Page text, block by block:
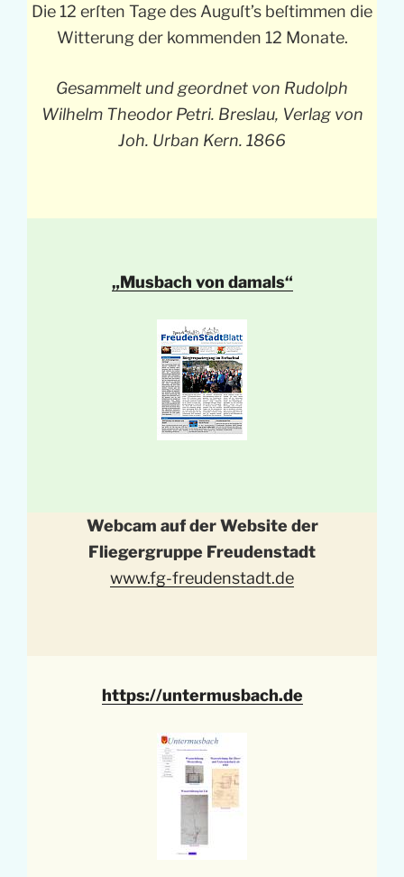
Die 12 erſten Tage des Auguſt’s beſtimmen die
Witterung der kommenden 12 Monate.
Gesammelt und geordnet von Rudolph
Wilhelm Theodor Petri. Breslau, Verlag von
Joh. Urban Kern. 1866
„Musbach von damals“
Webcam auf der Website der
Fliegergruppe Freudenstadt
www.fg-freudenstadt.de
https://untermusbach.de